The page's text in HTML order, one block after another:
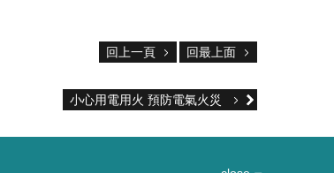
回上一頁 回最上面
小心用電用火 預防電氣火災